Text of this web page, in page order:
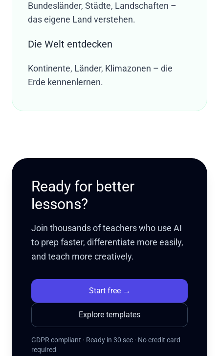
Bundesländer, Städte, Landschaften –
das eigene Land verstehen.
Die Welt entdecken
Kontinente, Länder, Klimazonen – die
Erde kennenlernen.
Ready for better
lessons?
Join thousands of teachers who use AI
to prep faster, differentiate more easily,
and teach more creatively.
Start free→
Explore templates
GDPR compliant · Ready in 30 sec · No credit card
required